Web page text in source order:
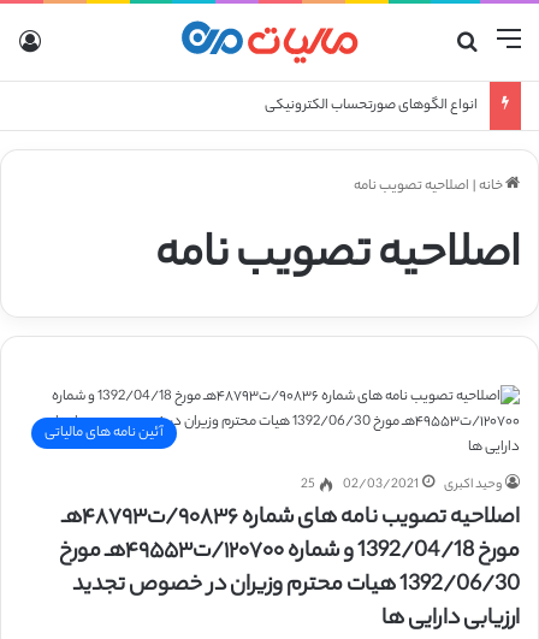
منو
انواع الگوهای صورتحساب الکترونیکی
خانه| اصلاحیه تصویب نامه
اصلاحیه تصویب نامه
آئین نامه های مالیاتی
وحید اکبری 02/03/2021
25
اصلاحیه تصویب نامه های شماره ۹۰۸۳۶/ت۴۸۷۹۳هـ
مورخ 1392/04/18 و شماره ۱۲۰۷۰۰/ت۴۹۵۵۳هـ مورخ
1392/06/30 هیات محترم وزیران در خصوص تجدید
ارزیابی دارایی­ ها